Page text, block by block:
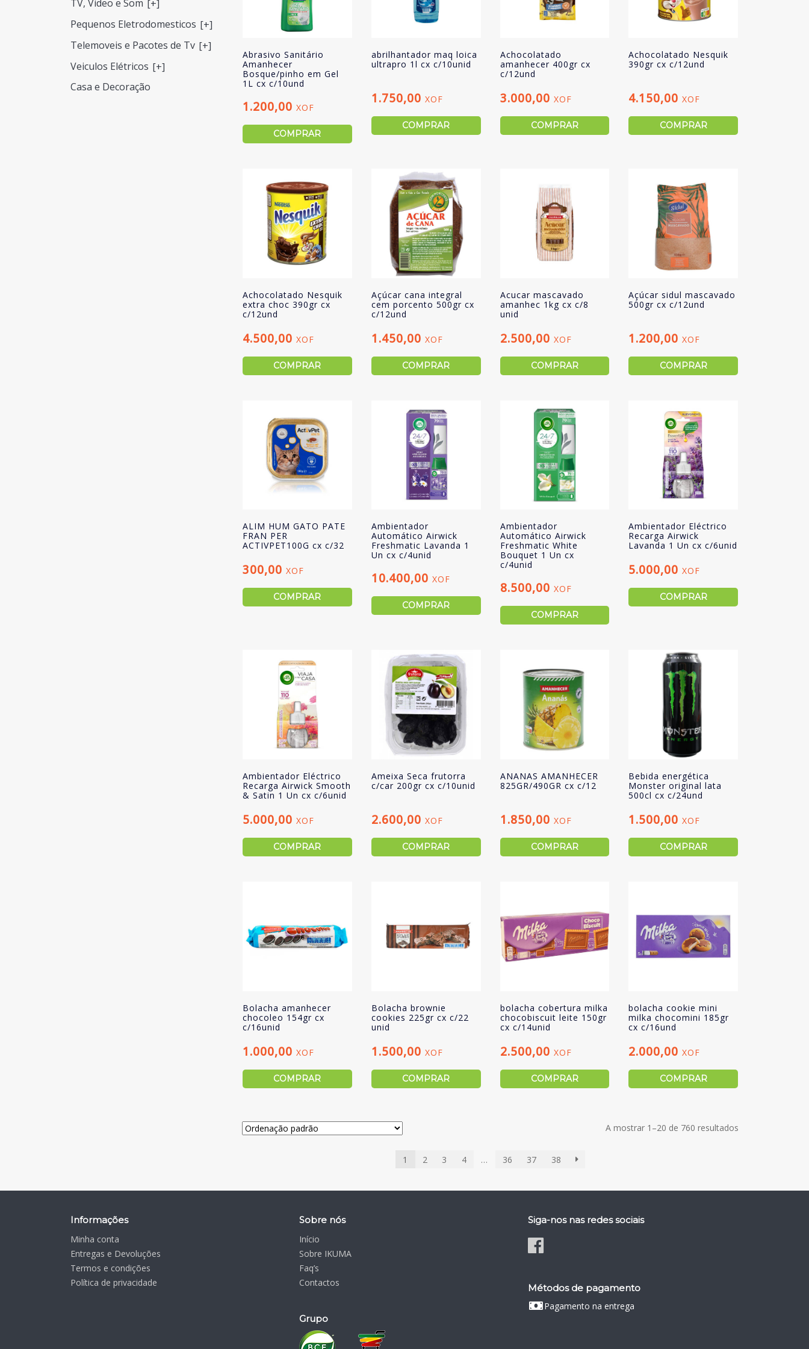
Abrasivo Sanitário
Amanhecer
Bosque/pinho em Gel
1L cx c/10und
1.200,00 XOF
COMPRAR
abrilhantador maq loica
ultrapro 1l cx c/10unid
1.750,00 XOF
COMPRAR
Achocolatado
amanhecer 400gr cx
c/12und
3.000,00 XOF
COMPRAR
Achocolatado Nesquik
390gr cx c/12und
4.150,00XOF
COMPRAR
Achocolatado Nesquik
extra choc 390gr cx
c/12und
4.500,00 XOF
COMPRAR
Açúcar cana integral
cem porcento 500gr cx
c/12und
1.450,00 XOF
COMPRAR
Acucar mascavado
amanhec 1kg cx c/8
unid
2.500,00 XOF
COMPRAR
Açúcar sidul mascavado
500gr cx c/12und
1.200,00XOF
COMPRAR
ALIM HUM GATO PATE
FRAN PER
ACTIVPET100G cx c/32
300,00 XOF
COMPRAR
Ambientador
Automático Airwick
Freshmatic Lavanda 1
Un cx c/4unid
10.400,00 XOF
COMPRAR
Ambientador
Automático Airwick
Freshmatic White
Bouquet 1 Un cx
c/4unid
8.500,00 XOF
COMPRAR
Ambientador Eléctrico
Recarga Airwick
Lavanda 1 Un cx c/6unid
5.000,00XOF
COMPRAR
Ambientador Eléctrico
Recarga Airwick Smooth
& Satin 1 Un cx c/6unid
5.000,00 XOF
COMPRAR
Ameixa Seca frutorra
c/car 200gr cx c/10unid
2.600,00 XOF
COMPRAR
ANANAS AMANHECER
825GR/490GR cx c/12
1.850,00 XOF
COMPRAR
Bebida energética
Monster original lata
500cl cx c/24und
1.500,00XOF
COMPRAR
Bolacha amanhecer
chocoleo 154gr cx
c/16unid
1.000,00 XOF
COMPRAR
Bolacha brownie
cookies 225gr cx c/22
unid
1.500,00 XOF
COMPRAR
bolacha cobertura milka
chocobiscuit leite 150gr
cx c/14unid
2.500,00 XOF
COMPRAR
bolacha cookie mini
milka chocomini 185gr
cx c/16und
2.000,00XOF
COMPRAR
A mostrar 1–20 de 760 resultados
1 2 3 4 … 36 37 38
TV, Video e Som [+]
Pequenos Eletrodomesticos [+]
Telemoveis e Pacotes de Tv [+]
Veiculos Elétricos [+]
Casa e Decoração
Informações
Minha conta
Entregas e Devoluções
Termos e condições
Política de privacidade
Sobre nós
Início
Sobre IKUMA
Faq’s
Contactos
Grupo
Siga-nos nas redes sociais
Métodos de pagamento
Pagamento na entrega